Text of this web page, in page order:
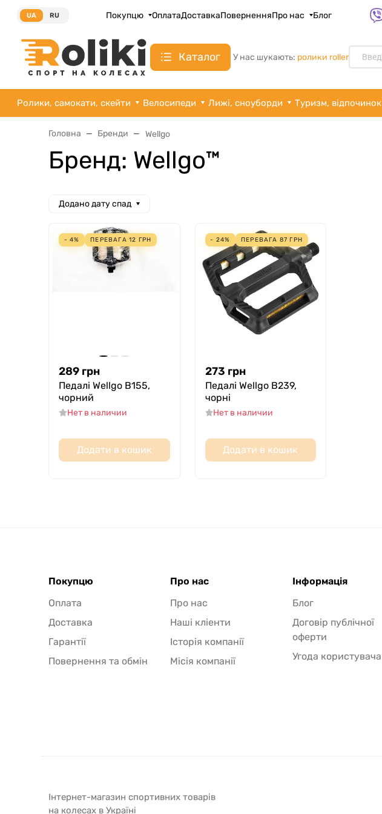
UA RU Покупцю ОплатаДоставкаПоверненняПро нас Блог
Каталог У нас шукають: ролики roller
Ролики, самокати, скейти Велосипеди Лижі, сноуборди Туризм, відпочинок
Головна Бренди Wellgo
Бренд: Wellgo™
Додано дату спад
- 4% ПЕРЕВАГА12 ГРН
289 грн
Педалі Wellgo B155,
чорний
Нет в наличии
Додати в кошик
- 24% ПЕРЕВАГА 87 ГРН
273 грн
Педалі Wellgo B239,
чорні
Нет в наличии
Додати в кошик
Покупцю
Оплата
Доставка
Гарантії
Повернення та обмін
Про нас
Про нас
Наші кліенти
Історія компанії
Місія компанії
Інформація
Блог
Договір публічної
оферти
Угода користувача
Інтернет-магазин спортивних товарів
на колесах в Україні